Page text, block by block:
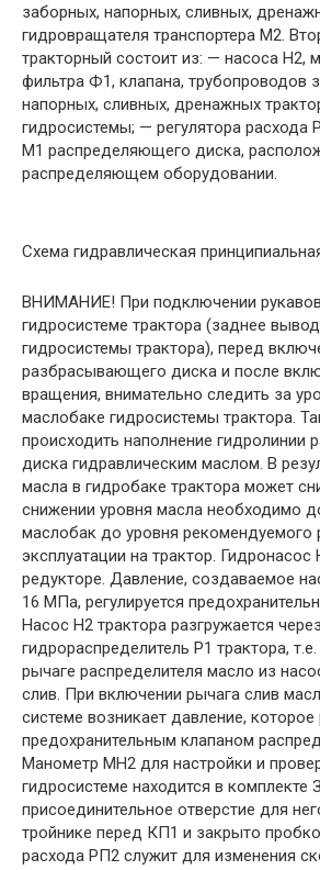
заборных, напорных, сливных,
гидровращателя транспортера М2.
тракторный состоит из: — насоса Н2,
фильтра Ф1, клапана, трубопроводов
напорных, сливных, дренажных
гидросистемы; — регулятора расхода
М1 распределяющего диска,
распределяющем оборудовании.
Схема гидравлическая
ВНИМАНИЕ! При подключении
гидросистеме трактора (заднее
гидросистемы трактора), перед
разбрасывающего диска и после
вращения, внимательно следить за
маслобаке гидросистемы трактора.
происходить наполнение гидролинии
диска гидравлическим маслом. В
масла в гидробаке трактора может
снижении уровня масла необходимо
маслобак до уровня рекомендуемого
эксплуатации на трактор. Гидронасос
редукторе. Давление, создаваемое
16 МПа, регулируется
Насос Н2 трактора разгружается через
гидрораспределитель Р1 трактора,
рычаге распределителя масло из
слив. При включении рычага слив
системе возникает давление, которое
предохранительным клапаном
Манометр МН2 для настройки и
гидросистеме находится в комплекте
присоединительное отверстие для
тройнике перед КП1 и закрыто
расхода РП2 служит для изменения